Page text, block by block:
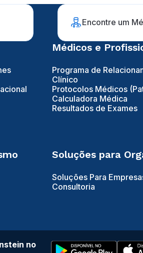
Encontre um
Médicos e
Programa de
Clínico
Protocolos Médicos
Calculadora Médica
Resultados de Exames
Soluções para
Soluções Para
Consultoria
no